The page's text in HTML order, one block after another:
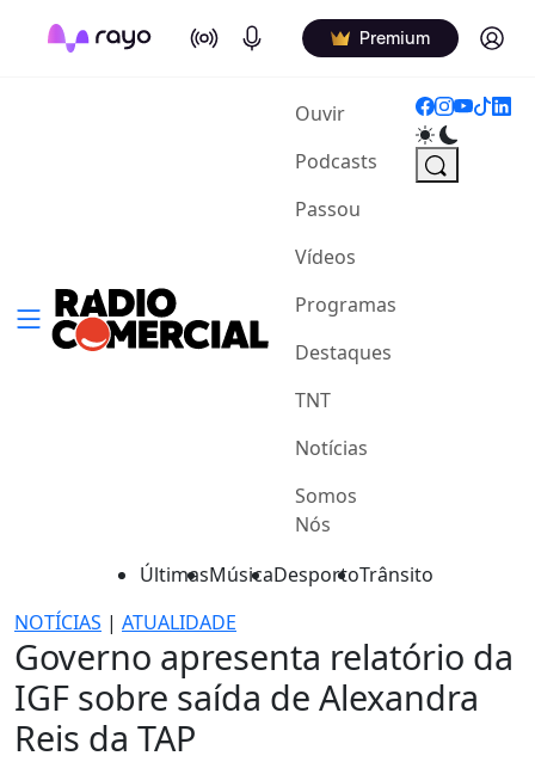
On Air Podcasts Premium Log in
Ouvir(current)
Podcasts
Passou
Vídeos
Programas
Destaques
TNT
Notícias
Somos
Nós
ÚltimasMúsicaDesportoTrânsito
NOTÍCIAS | ATUALIDADE
Governo apresenta relatório da
IGF sobre saída de Alexandra
Reis da TAP